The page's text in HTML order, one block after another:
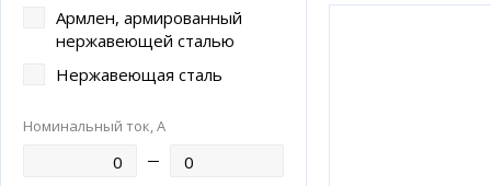
Армлен, армированный
нержавеющей сталью
Нержавеющая сталь
Номинальный ток, А